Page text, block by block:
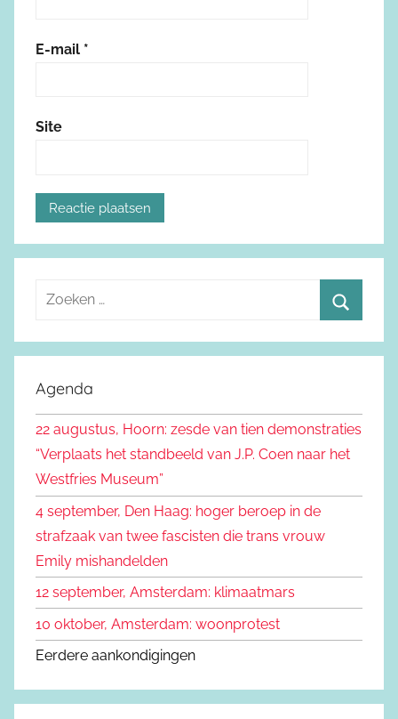
E-mail *
Site
e
e
n
r
:
o
e
n
Agenda
22 augustus, Hoorn: zesde van tien demonstraties
“Verplaats het standbeeld van J.P. Coen naar het
Westfries Museum”
4 september, Den Haag: hoger beroep in de
strafzaak van twee fascisten die trans vrouw
Emily mishandelden
12 september, Amsterdam: klimaatmars
10 oktober, Amsterdam: woonprotest
Eerdere aankondigingen